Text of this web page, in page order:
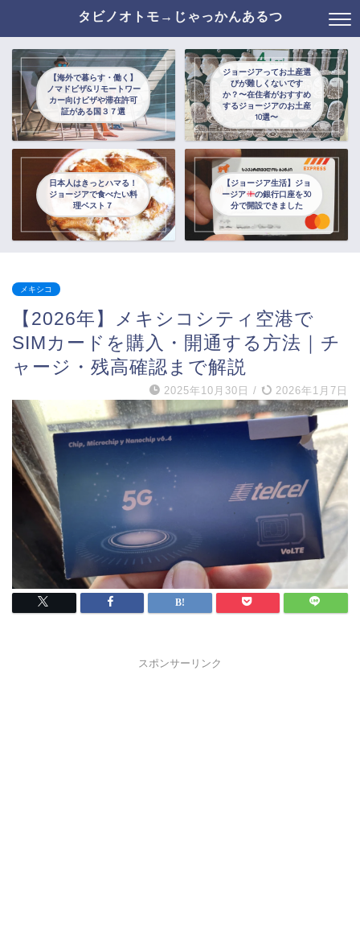
タビノオトモ→じゃっかんあるつ
【海外で暮らす・働く】
ノマドビザ&リモートワー
カー向けビザや滞在許可
証がある国３７選
ジョージアってお土産選
びが難しくないです
か？〜在住者がおすすめ
するジョージアのお土産
10選〜
日本人はきっとハマる！
ジョージアで食べたい料
理ベスト７
【ジョージア生活】ジョ
ージア
の銀行口座を30
分で開設できました
メキシコ
【2026年】メキシコシティ空港で
SIMカードを購入・開通する方法｜チ
ャージ・残高確認まで解説
2025年10月30日 / 2026年1月7日
スポンサーリンク